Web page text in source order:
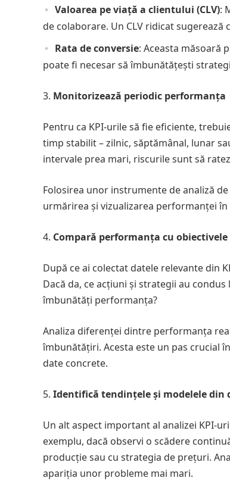
Valoarea pe viață a clientului (CLV):
de colaborare. Un CLV ridicat
Rata de conversie: Aceasta măsoară
poate fi necesar să îmbunătățești
Monitorizează periodic performanța
Pentru ca KPI-urile să fie eficiente,
timp stabilit – zilnic, săptămânal, lunar
intervale prea mari, riscurile sunt să
Folosirea unor instrumente de analiză
urmărirea și vizualizarea performanței
Compară performanța cu
După ce ai colectat datele relevante din
Dacă da, ce acțiuni și strategii au
îmbunătăți performanța?
Analiza diferenței dintre performanța
îmbunătățiri. Acesta este un pas crucial
date concrete.
Identifică tendințele și modelele din
Un alt aspect important al analizei KPI-
exemplu, dacă observi o scădere
producție sau cu strategia de prețuri.
apariția unor probleme mai mari.